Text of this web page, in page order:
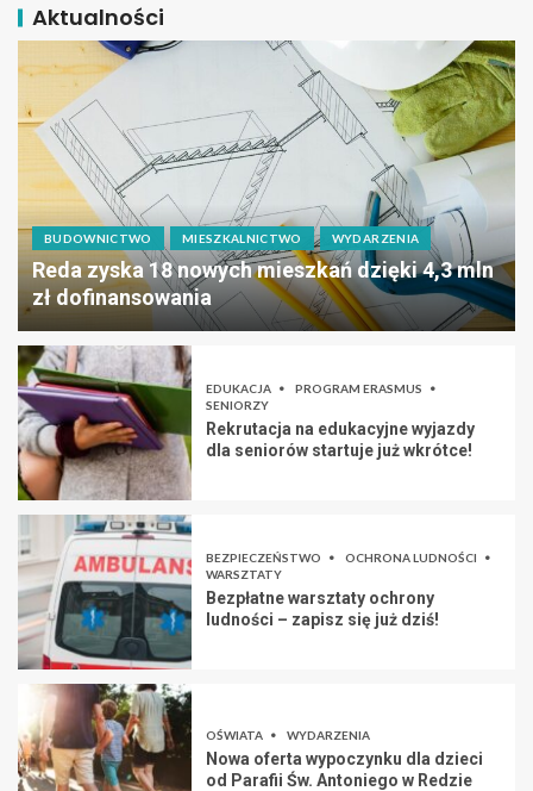
Aktualności
BUDOWNICTWO MIESZKALNICTWO WYDARZENIA
Reda zyska 18 nowych mieszkań dzięki 4,3 mln
zł dofinansowania
EDUKACJA
PROGRAM ERASMUS
SENIORZY
Rekrutacja na edukacyjne wyjazdy
dla seniorów startuje już wkrótce!
BEZPIECZEŃSTWO
OCHRONA LUDNOŚCI
WARSZTATY
Bezpłatne warsztaty ochrony
ludności – zapisz się już dziś!
OŚWIATA WYDARZENIA
Nowa oferta wypoczynku dla dzieci
od Parafii Św. Antoniego w Redzie